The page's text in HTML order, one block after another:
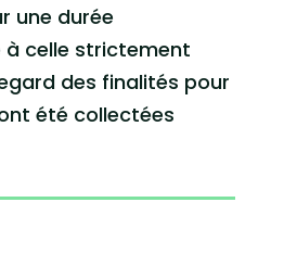
une durée
à celle strictement
des finalités pour
été collectées